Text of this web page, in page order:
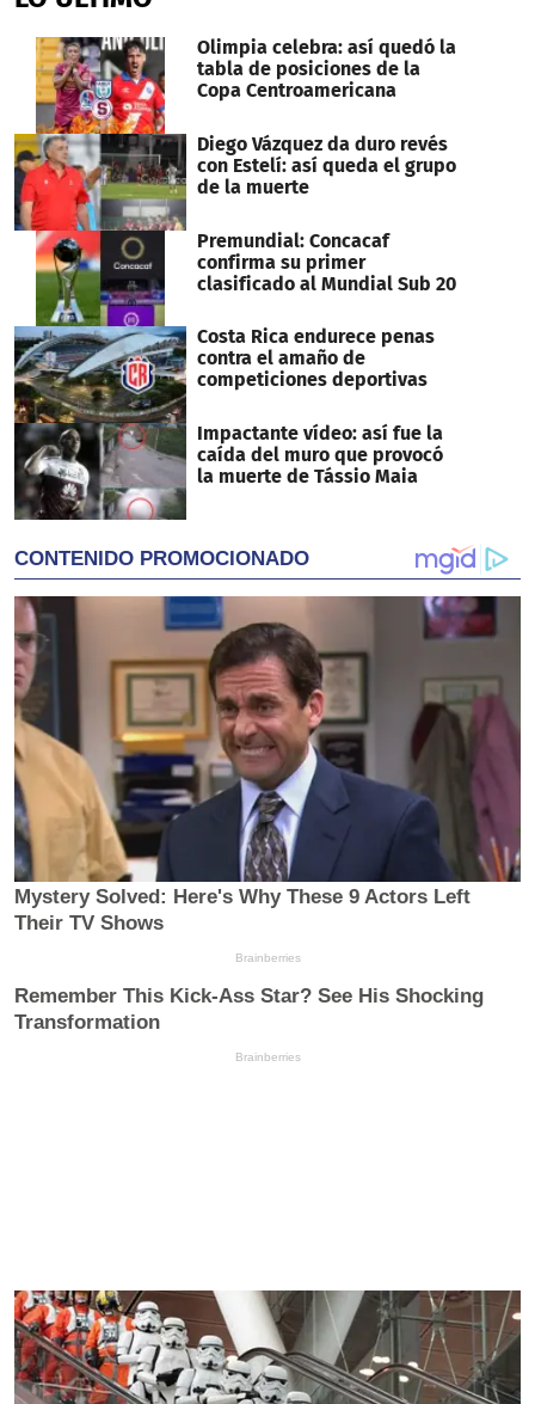
20
seconds
Olimpia celebra: así quedó la
tabla de posiciones de la
Copa Centroamericana
Diego Vázquez da duro revés
con Estelí: así queda el grupo
de la muerte
Premundial: Concacaf
confirma su primer
clasificado al Mundial Sub 20
Costa Rica endurece penas
contra el amaño de
competiciones deportivas
Impactante vídeo: así fue la
caída del muro que provocó
la muerte de Tássio Maia